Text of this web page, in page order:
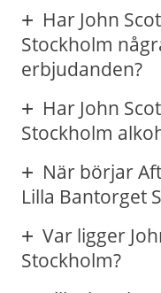
Har John
Stockholm
erbjudanden?
Har John
Stockholm
När börjar
Lilla Bantorget
Var ligger
Stockholm?